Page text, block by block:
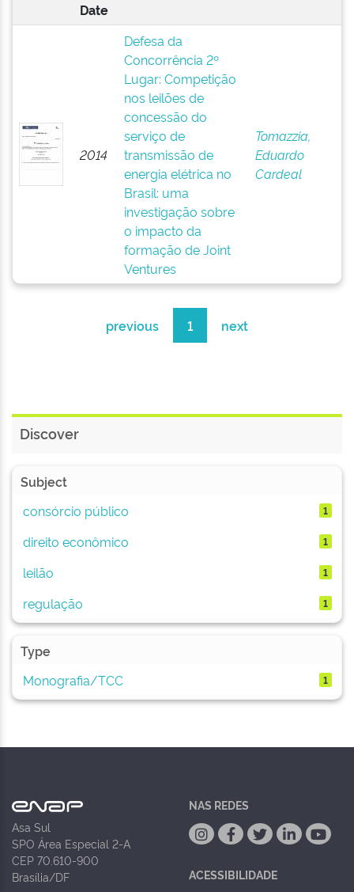
Date
2014
Defesa da
Concorrência 2º
Lugar: Competição
nos leilões de
concessão do
serviço de
transmissão de
energia elétrica no
Brasil: uma
investigação sobre
o impacto da
formação de Joint
Ventures
Tomazzia,
Eduardo
Cardeal
previous 1 next
Discover
Subject
consórcio público
1
direito econômico 1
leilão 1
regulação 1
Type
Monografia/TCC
1
Asa Sul
SPO Área Especial 2-A
CEP 70.610-900
Brasília/DF
NAS REDES
ACESSIBILIDADE